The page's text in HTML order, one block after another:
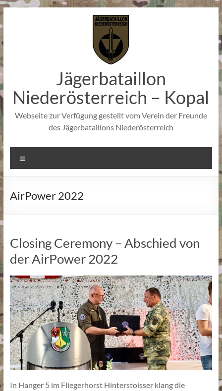
Zum
springen
Jägerbataillon
Niederösterreich – Kopal
Webseite zur Verfügung gestellt vom Verein der Freunde
des Jägerbataillons Niederösterreich
AirPower 2022
Closing Ceremony – Abschied von
der AirPower 2022
In Hanger 5 im Fliegerhorst Hinterstoisser klang die